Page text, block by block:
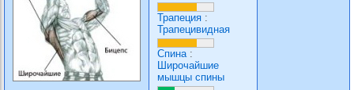
Трапеция :
Трапецивидная
Спина:
Широчайшие
мышцы спины